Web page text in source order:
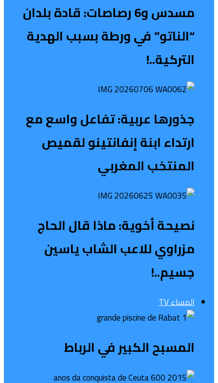
مسدس و6 رصاصات: قادة بلدان
“الناتو” في ورطة بسبب الهدية
التركية..!
جذورها عربية: تفاعل واسع مع
ارتداء ابنة إنفانتينو لقميص
المنتخب المغربي
نصيحة أخوية: ماذا قال الحاج
مزراوي للاعب الشاب ياسين
جسيم..!
المساء TV
المسبح الكبير في الرباط